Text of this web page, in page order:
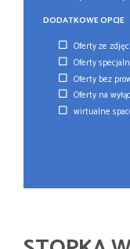
DODATKOWE OPCJE
Oferty ze
Oferty
Oferty bez
Oferty na
wirtualne